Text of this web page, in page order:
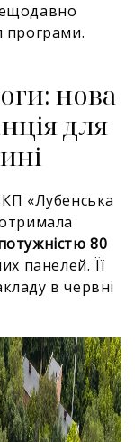
програми.
нова
для
«Лубенська
80
панелей. Її
в червні